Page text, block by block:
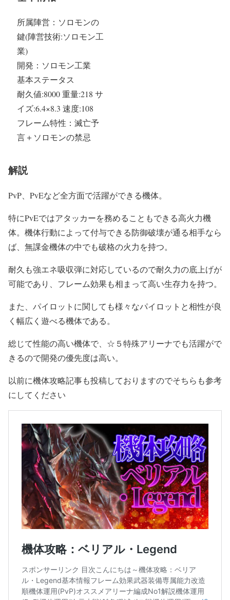
所属陣営：ソロモンの
鍵(陣営技術:ソロモン工
業)
開発：ソロモン工業
基本ステータス
耐久値:8000 重量:218 サ
イズ:6.4×8.3 速度:108
フレーム特性：滅亡予
言＋ソロモンの禁忌
解説
PvP、PvEなど全方面で活躍ができる機体。
特にPvEではアタッカーを務めることもできる高火力機
体。機体行動によって付与できる防御破壊が通る相手なら
ば、無課金機体の中でも破格の火力を持つ。
耐久も強エネ吸収弾に対応しているので耐久力の底上げが
可能であり、フレーム効果も相まって高い生存力を持つ。
また、パイロットに関しても様々なパイロットと相性が良
く幅広く遊べる機体である。
総じて性能の高い機体で、☆５特殊アリーナでも活躍がで
きるので開発の優先度は高い。
以前に機体攻略記事も投稿しておりますのでそちらも参考
にしてください